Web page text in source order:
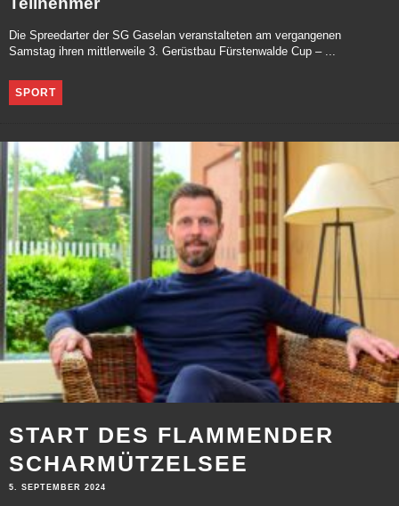
Die Spreedarter der SG Gaselan veranstalteten am vergangenen
Samstag ihren mittlerweile 3. Gerüstbau Fürstenwalde Cup – ...
SPORT
START DES FLAMMENDER
SCHARMÜTZELSEE
5. SEPTEMBER 2024